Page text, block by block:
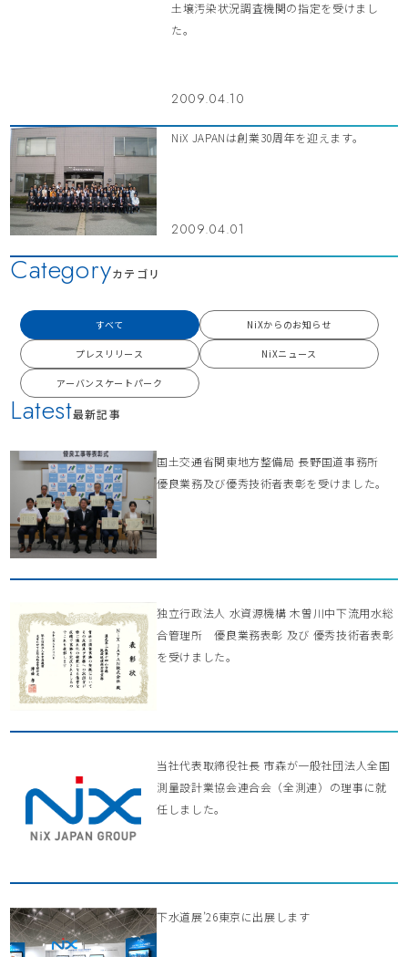
土壌汚染状況調査機関の指定を受けまし
た。
2009.04.10
NiX JAPANは創業30周年を迎えます。
2009.04.01
Latest最新記事
国土交通省関東地方整備局 長野国道事務所
優良業務及び優秀技術者表彰を受けました。
独立行政法人 水資源機構 木曽川中下流用水総
合管理所 優良業務表彰 及び 優秀技術者表彰
を受けました。
当社代表取締役社長 市森が一般社団法人全国
測量設計業協会連合会（全測連）の理事に就
任しました。
下水道展’26東京に出展します
Categoryカテゴリ
すべて NiXからのお知らせ
プレスリリース NiXニュース
アーバンスケートパーク